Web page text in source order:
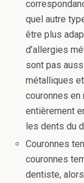
quel autre
être plus
d’allergies
sont pas
métalliques
couronnes en
entièrement
les dents du
Couronnes
couronnes
dentiste,